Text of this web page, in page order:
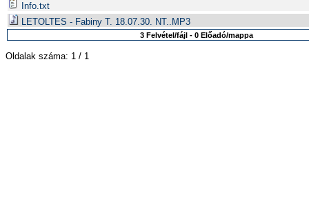
Info.txt
LETOLTES - Fabiny T. 18.07.30. NT..MP3
3 Felvétel/fájl - 0 Előadó/mappa
Oldalak száma: 1 / 1